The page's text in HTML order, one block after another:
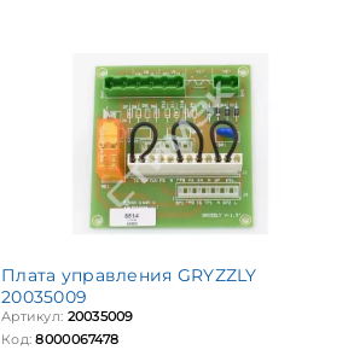
Плата управления GRYZZLY
20035009
Артикул: 20035009
Код:8000067478